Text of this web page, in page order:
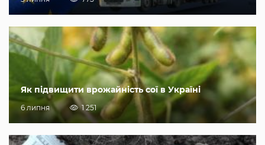
Як підвищити врожайність сої в Україні
6 липня 1 251